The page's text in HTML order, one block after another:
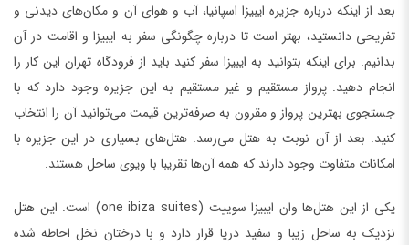
بعد از اینکه درباره جزیره ایبیزا اسپانیا، آب و هوای آن و مکان‌های دیدنی و
تفریحی دانستید، بهتر است تا درباره چگونگی سفر به ایبیزا و اقامت در آن
بدانیم. برای اینکه بتوانید به ایبیزا سفر کنید باید از فرودگاه تهران این کار را
انجام دهید. پرواز مستقیم و غیر مستقیم به این جزیره وجود دارد که با
جستجوی بهترین پرواز و مقرون به صرفه‌ترین قیمت می‌توانید آن را انتخاب
کنید. بعد از آن نوبت به هتل می‌رسد‌. هتل‌‌های بسیاری در این جزیره با
امکانات متفاوت وجود دارند که همه آن‌ها تقریبا با ویوی ساحل هستند.
یکی از این هتل‌ها وان ایبیزا سوییت (one ibiza suites) است. این هتل
نزدیک به ساحل زیبا و سفید دریا قرار دارد و با درختان نخل احاطه شده